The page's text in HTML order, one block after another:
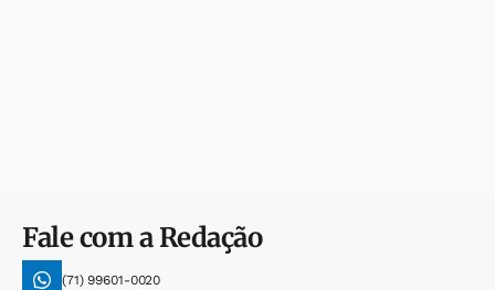
Fale com a Redação
(71) 99601-0020